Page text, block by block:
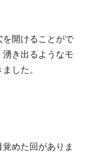
開けることがで
き出るようなモ
した。
めた回がありま